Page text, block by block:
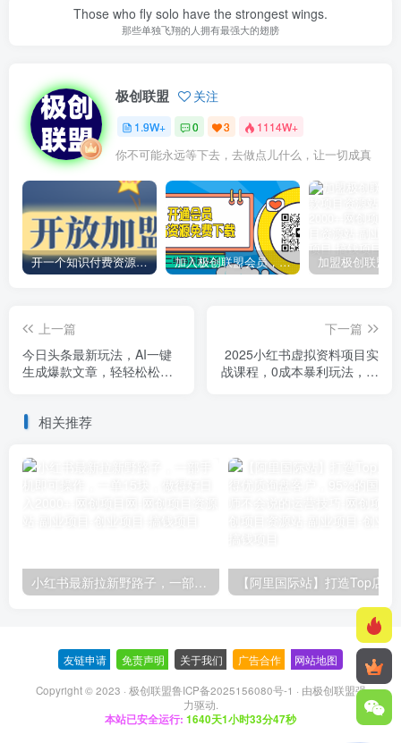
Those who fly solo have the strongest wings.
那些单独飞翔的人拥有最强大的翅膀
极创联盟 关注
1.9W+ 0 3 1114W+
你不可能永远等下去，去做点儿什么，让一切成真
开一个知识付费资源网站，小白也能日入1000+ 加入极创联盟会员，全站资源免费学习。
上一篇
今日头条最新玩法，AI一键
生成爆款文章，轻轻松松月
下一篇
2025小红书虚拟资料项目实
战课程，0成本暴利玩法，简
相关推荐
友链申请 免责声明 关于我们 广告合作 网站地图
Copyright © 2023 · 极创联盟鲁ICP备2025156080号-1 · 由极创联盟强
力驱动.
本站已安全运行: 1640天1小时33分48秒